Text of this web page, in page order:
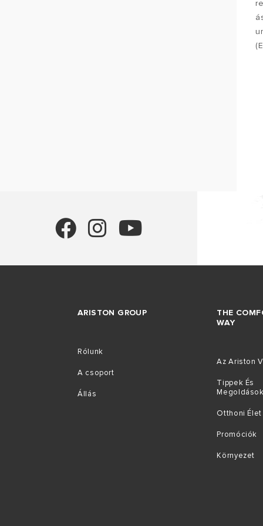
ARISTON GROUP
Rólunk
A csoport
Állás
THE
WAY
Az Ariston
Tippek És
Megoldások
Otthoni Élet
Promóciók
Környezet